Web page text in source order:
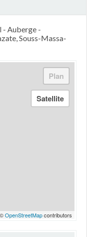
- Auberge -
Souss-Massa-
OpenStreetMapcontributors